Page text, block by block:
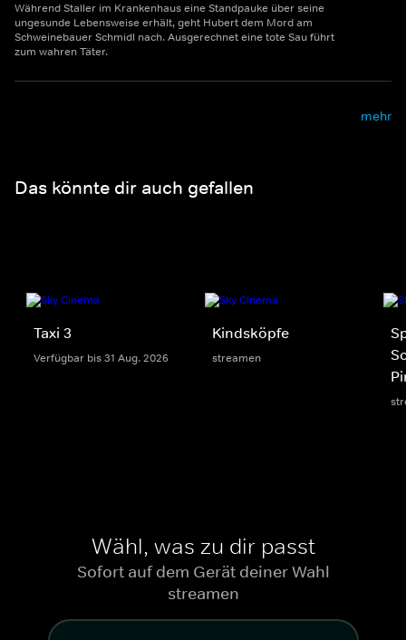
Während Staller im Krankenhaus eine Standpauke über seine
ungesunde Lebensweise erhält, geht Hubert dem Mord am
Schweinebauer Schmidl nach. Ausgerechnet eine tote Sau führt
zum wahren Täter.
mehr
Das könnte dir auch gefallen
Taxi 3
Verfügbar bis 31 Aug. 2026
Kindsköpfe
streamen
Wähl, was zu dir passt
Sofort auf dem Gerät deiner Wahl
streamen